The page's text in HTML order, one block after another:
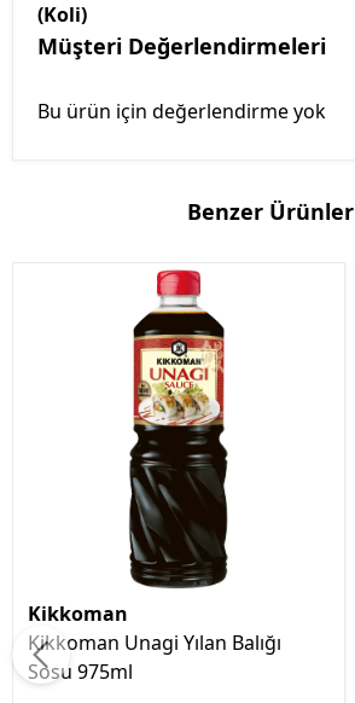
(Koli)
Müşteri Değerlendirmeleri
Bu ürün için değerlendirme yok
Benzer Ürünler
Kikkoman
Kikkoman Unagi Yılan Balığı
Sosu 975ml